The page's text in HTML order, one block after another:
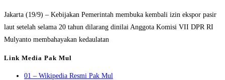
Jakarta (19/9) – Kebijakan Pemerintah membuka kembali izin ekspor pasir
laut setelah selama 20 tahun dilarang dinilai Anggota Komisi VII DPR RI
Mulyanto membahayakan kedaulatan
Link Media Pak Mul
01 – Wikipedia Resmi Pak Mul